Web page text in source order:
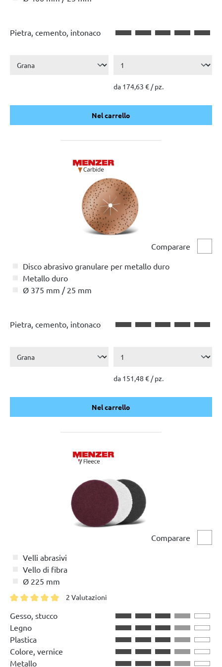
Pietra, cemento, intonaco
da 174,63 € / pz.
Nel carrello
Nel carrello
Comparare
Disco abrasivo granulare per metallo duro
Metallo duro
Ø 375 mm / 25 mm
Pietra, cemento, intonaco
da 151,48 € / pz.
Nel carrello
Nel carrello
Comparare
Velli abrasivi
Vello di fibra
Ø 225 mm
2 Valutazioni
Gesso, stucco
Legno
Plastica
Colore, vernice
Metallo